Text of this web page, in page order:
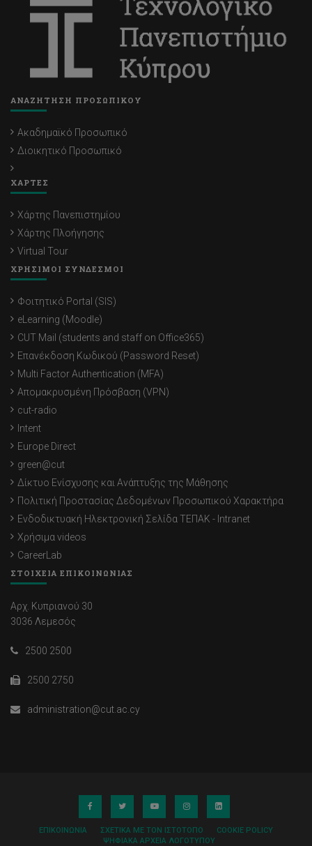
ΑΝΑΖΗΤΗΣΗ ΠΡΟΣΩΠΙΚΟΥ
Ακαδημαϊκό Προσωπικό
Διοικητικό Προσωπικό
ΧΑΡΤΕΣ
Χάρτης Πανεπιστημίου
Χάρτης Πλοήγησης
Virtual Tour
ΧΡΗΣΙΜΟΙ ΣΥΝΔΕΣΜΟΙ
Φοιτητικό Portal (SIS)
eLearning (Moodle)
CUT Mail (students and staff on Office365)
Επανέκδοση Κωδικού (Password Reset)
Multi Factor Authentication (MFA)
Απομακρυσμένη Πρόσβαση (VPN)
cut-radio
Intent
Europe Direct
green@cut
Δίκτυο Ενίσχυσης και Ανάπτυξης της Μάθησης
Πολιτική Προστασίας Δεδομένων Προσωπικού Χαρακτήρα
Ενδοδικτυακή Ηλεκτρονική Σελίδα ΤΕΠΑΚ - Intranet
Χρήσιμα videos
CareerLab
ΣΤΟΙΧΕΙΑ ΕΠΙΚΟΙΝΩΝΙΑΣ
Αρχ. Κυπριανού 30
3036 Λεμεσός
2500 2500
2500 2750
administration@cut.ac.cy
ΕΠΙΚΟΙΝΩΝΊΑ ΣΧΕΤΙΚΆ ΜΕ ΤΟΝ ΙΣΤΌΤΟΠΟ
COOKIE POLICY
ΨΗΦΙΑΚΆ ΑΡΧΕΊΑ ΛΟΓΌΤΥΠΟΥ